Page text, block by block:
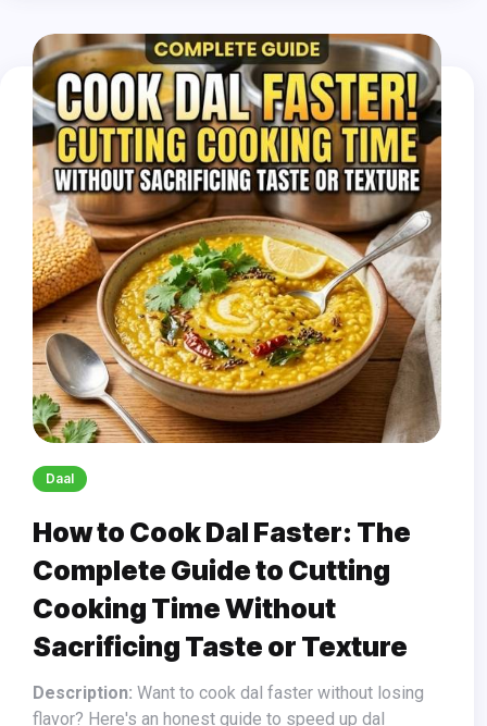
Daal
How to Cook Dal Faster: The
Complete Guide to Cutting
Cooking Time Without
Sacrificing Taste or Texture
Description: Want to cook dal faster without losing
flavor? Here's an honest guide to speed up dal